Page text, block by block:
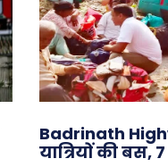
Badrinath
यात्रियों की बस,